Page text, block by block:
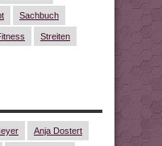
Sachbuch
Streiten
Anja Dostert